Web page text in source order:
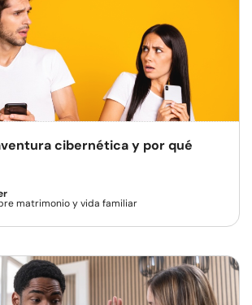
cibernética y por qué
matrimonio y vida familiar